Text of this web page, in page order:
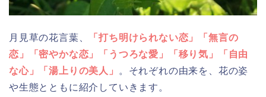
月見草の花言葉、
「打ち明けられない恋」「無言の
恋」「密やかな恋」「うつろな愛」「移り気」「自由
な心」「湯上りの美人」
。それぞれの由来を、花の姿
や生態とともに紹介していきます。